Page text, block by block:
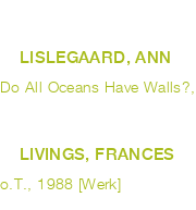
LISLEGAARD, ANN
Do All Oceans Have
LIVINGS, FRANCES
o.T., 1988 [Werk]